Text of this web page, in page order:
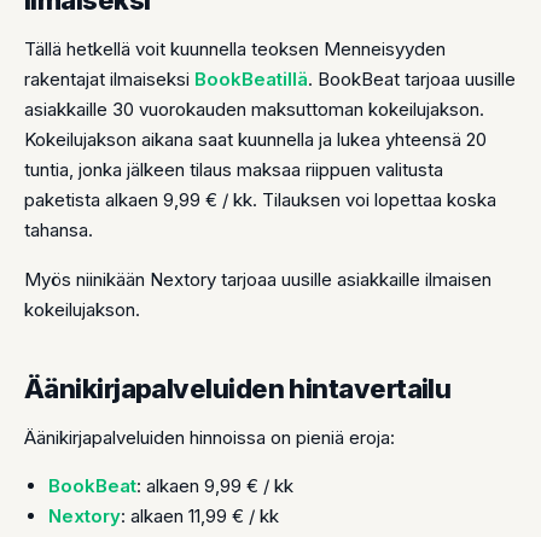
Tällä hetkellä voit kuunnella teoksen Menneisyyden
rakentajat ilmaiseksi BookBeatillä. BookBeat tarjoaa uusille
asiakkaille 30 vuorokauden maksuttoman kokeilujakson.
Kokeilujakson aikana saat kuunnella ja lukea yhteensä 20
tuntia, jonka jälkeen tilaus maksaa riippuen valitusta
paketista alkaen 9,99 € / kk. Tilauksen voi lopettaa koska
tahansa.
Myös niinikään Nextory tarjoaa uusille asiakkaille ilmaisen
kokeilujakson.
Äänikirjapalveluiden hintavertailu
Äänikirjapalveluiden hinnoissa on pieniä eroja:
BookBeat: alkaen 9,99 € / kk
Nextory: alkaen 11,99 € / kk